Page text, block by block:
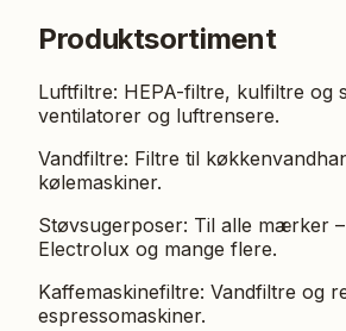
Produktsortiment
Luftfiltre: HEPA-filtre, kulfiltre og
ventilatorer og luftrensere.
Vandfiltre: Filtre til
kølemaskiner.
Støvsugerposer: Til alle mærker
Electrolux og mange flere.
Kaffemaskinefiltre: Vandfiltre og
espressomaskiner.